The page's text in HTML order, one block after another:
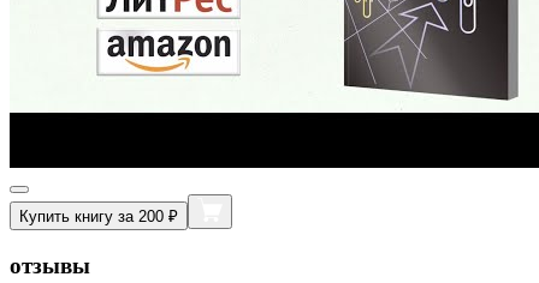
Купить книгу за 200 ₽
отзывы